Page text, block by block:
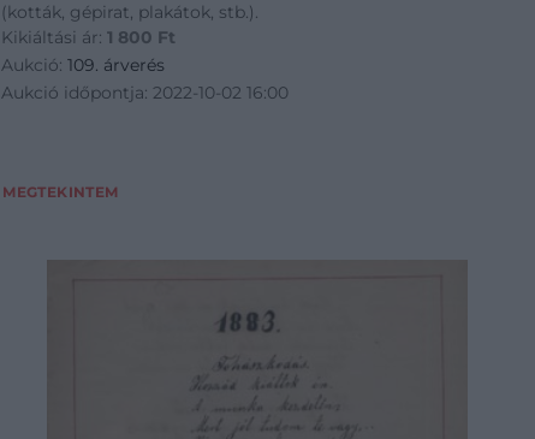
(kották, gépirat, plakátok, stb.).
Kikiáltási ár:1 800 Ft
Aukció:109. árverés
Aukció időpontja: 2022-10-02 16:00
MEGTEKINTEM